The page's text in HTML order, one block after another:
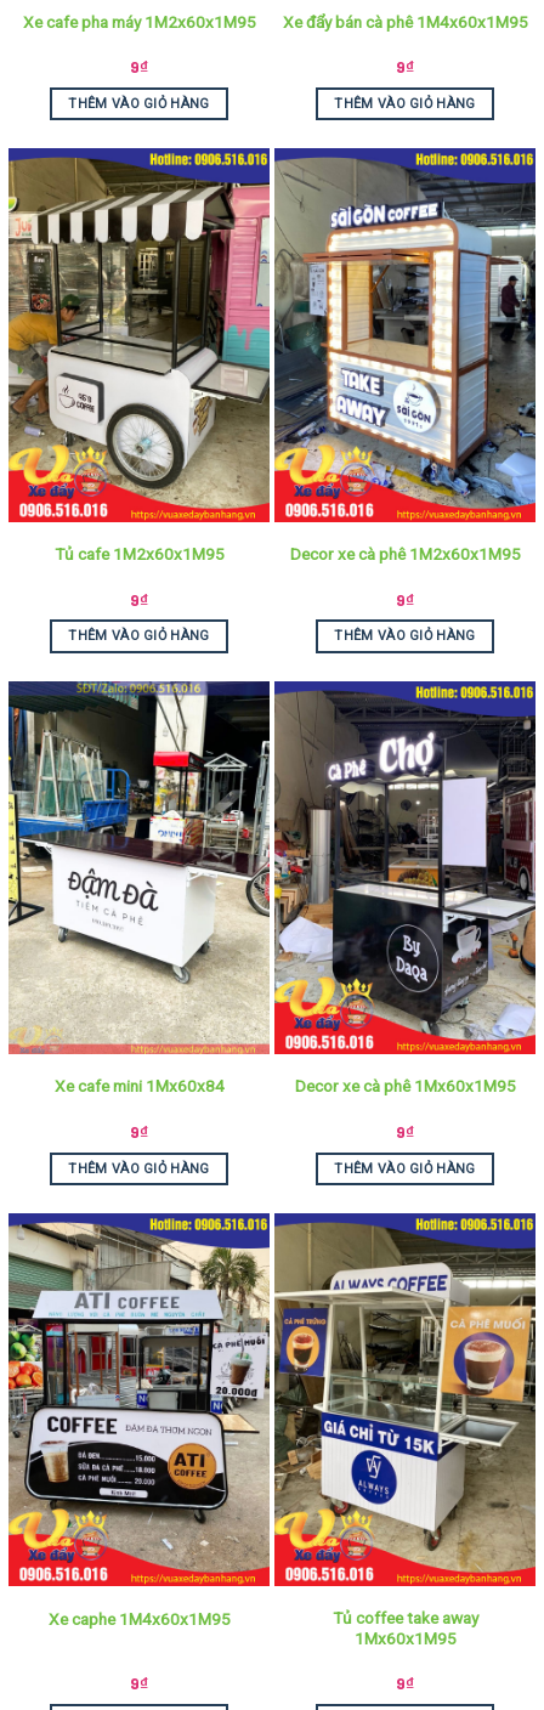
Xe cafe pha máy 1M2x60x1M95
9₫
THÊM VÀO GIỎ HÀNG
Xe đẩy bán cà phê 1M4x60x1M95
9₫
THÊM VÀO GIỎ HÀNG
Tủ cafe 1M2x60x1M95
9₫
THÊM VÀO GIỎ HÀNG
Decor xe cà phê 1M2x60x1M95
9₫
THÊM VÀO GIỎ HÀNG
Xe cafe mini 1Mx60x84
9₫
THÊM VÀO GIỎ HÀNG
Decor xe cà phê 1Mx60x1M95
9₫
THÊM VÀO GIỎ HÀNG
Xe caphe 1M4x60x1M95
9₫
Tủ coffee take away
1Mx60x1M95
9₫